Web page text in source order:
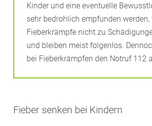
Kinder und eine eventuelle
sehr bedrohlich empfunden werden,
Fieberkrämpfe nicht zu
und bleiben meist folgenlos.
bei Fieberkrämpfen den Notruf 112
Fieber senken bei Kindern